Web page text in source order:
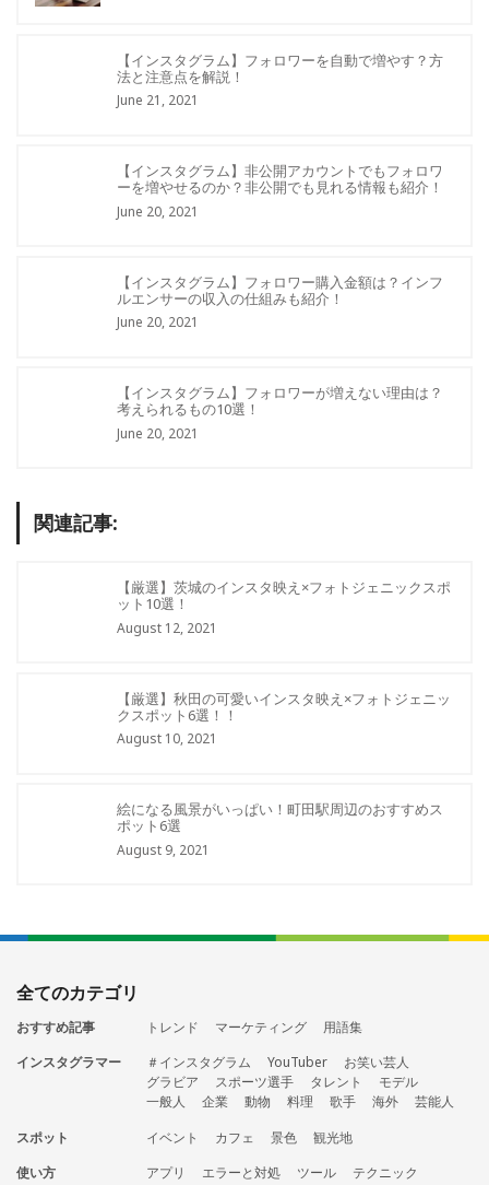
【インスタグラム】フォロワーを自動で増やす？方
法と注意点を解説！
June 21, 2021
【インスタグラム】非公開アカウントでもフォロワ
ーを増やせるのか？非公開でも見れる情報も紹介！
June 20, 2021
【インスタグラム】フォロワー購入金額は？インフ
ルエンサーの収入の仕組みも紹介！
June 20, 2021
【インスタグラム】フォロワーが増えない理由は？
考えられるもの10選！
June 20, 2021
関連記事:
【厳選】茨城のインスタ映え×フォトジェニックスポ
ット10選！
August 12, 2021
【厳選】秋田の可愛いインスタ映え×フォトジェニッ
クスポット6選！！
August 10, 2021
絵になる風景がいっぱい！町田駅周辺のおすすめス
ポット6選
August 9, 2021
全てのカテゴリ
おすすめ記事 トレンド マーケティング
用語集
インスタグラマー
＃インスタグラム YouTuber
お笑い芸人
グラビア
スポーツ選手 タレント
モデル
一般人
企業 動物 料理 歌手 海外
芸能人
スポット
イベント カフェ 景色
観光地
使い方
アプリ エラーと対処 ツール
テクニック